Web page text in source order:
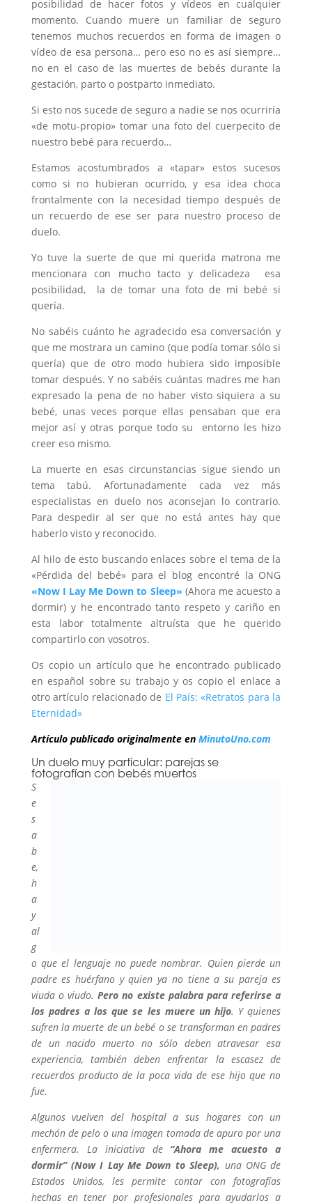
posibilidad de hacer fotos y vídeos en cualquier
momento. Cuando muere un familiar de seguro
tenemos muchos recuerdos en forma de imagen o
vídeo de esa persona… pero eso no es así siempre…
no en el caso de las muertes de bebés durante la
gestación, parto o postparto inmediato.
Si esto nos sucede de seguro a nadie se nos ocurriría
«de motu-propio» tomar una foto del cuerpecito de
nuestro bebé para recuerdo…
Estamos acostumbrados a «tapar» estos sucesos
como si no hubieran ocurrido, y esa idea choca
frontalmente con la necesidad tiempo después de
un recuerdo de ese ser para nuestro proceso de
duelo.
Yo tuve la suerte de que mi querida matrona me
mencionara con mucho tacto y delicadeza esa
posibilidad, la de tomar una foto de mi bebé si
quería.
No sabéis cuánto he agradecido esa conversación y
que me mostrara un camino (que podía tomar sólo si
quería) que de otro modo hubiera sido imposible
tomar después. Y no sabéis cuántas madres me han
expresado la pena de no haber visto siquiera a su
bebé, unas veces porque ellas pensaban que era
mejor así y otras porque todo su entorno les hizo
creer eso mismo.
La muerte en esas circunstancias sigue siendo un
tema tabú. Afortunadamente cada vez más
especialistas en duelo nos aconsejan lo contrario.
Para despedir al ser que no está antes hay que
haberlo visto y reconocido.
Al hilo de esto buscando enlaces sobre el tema de la
«Pérdida del bebé» para el blog encontré la ONG
«Now I Lay Me Down to Sleep» (Ahora me acuesto a
dormir) y he encontrado tanto respeto y cariño en
esta labor totalmente altruísta que he querido
compartirlo con vosotros.
Os copio un artículo que he encontrado publicado
en español sobre su trabajo y os copio el enlace a
otro artículo relacionado de El País: «Retratos para la
Eternidad»
Artículo publicado originalmente enMinutoUno.com
Un duelo muy particular: parejas se
fotografían con bebés muertos
S
e
s
a
b
e,
h
a
y
al
g
o que el lenguaje no puede nombrar. Quien pierde un
padre es huérfano y quien ya no tiene a su pareja es
viuda o viudo.Pero no existe palabra para referirse a
los padres a los que se les muere un hijo. Y quienes
sufren la muerte de un bebé o se transforman en padres
de un nacido muerto no sólo deben atravesar esa
experiencia, también deben enfrentar la escasez de
recuerdos producto de la poca vida de ese hijo que no
fue.
Algunos vuelven del hospital a sus hogares con un
mechón de pelo o una imagen tomada de apuro por una
enfermera. La iniciativa de“Ahora me acuesto a
dormir” (Now I Lay Me Down to Sleep), una ONG de
Estados Unidos, les permite contar con fotografías
hechas en tener por profesionales para ayudarlos a